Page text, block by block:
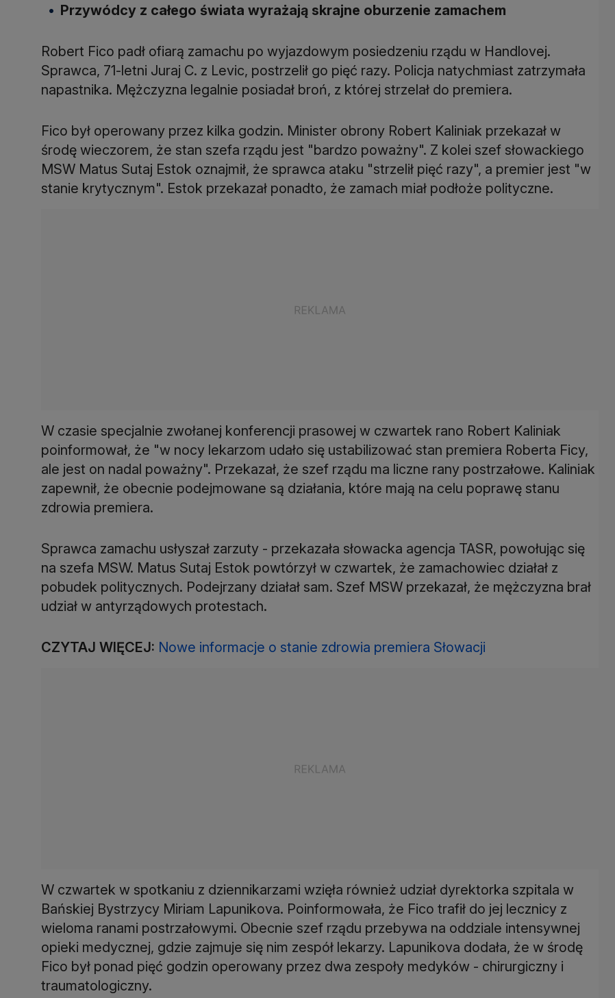
Przywódcy z całego świata wyrażają skrajne oburzenie zamachem
Robert Fico padł ofiarą zamachu po wyjazdowym posiedzeniu rządu w Handlovej.
Sprawca, 71-letni Juraj C. z Levic, postrzelił go pięć razy. Policja natychmiast zatrzymała
napastnika. Mężczyzna legalnie posiadał broń, z której strzelał do premiera.
Fico był operowany przez kilka godzin. Minister obrony Robert Kaliniak przekazał w
środę wieczorem, że stan szefa rządu jest "bardzo poważny". Z kolei szef słowackiego
MSW Matus Sutaj Estok oznajmił, że sprawca ataku "strzelił pięć razy", a premier jest "w
stanie krytycznym". Estok przekazał ponadto, że zamach miał podłoże polityczne.
W czasie specjalnie zwołanej konferencji prasowej w czwartek rano Robert Kaliniak
poinformował, że "w nocy lekarzom udało się ustabilizować stan premiera Roberta Ficy,
ale jest on nadal poważny". Przekazał, że szef rządu ma liczne rany postrzałowe. Kaliniak
zapewnił, że obecnie podejmowane są działania, które mają na celu poprawę stanu
zdrowia premiera.
Sprawca zamachu usłyszał zarzuty - przekazała słowacka agencja TASR, powołując się
na szefa MSW. Matus Sutaj Estok powtórzył w czwartek, że zamachowiec działał z
pobudek politycznych. Podejrzany działał sam. Szef MSW przekazał, że mężczyzna brał
udział w antyrządowych protestach.
CZYTAJ WIĘCEJ: Nowe informacje o stanie zdrowia premiera Słowacji
W czwartek w spotkaniu z dziennikarzami wzięła również udział dyrektorka szpitala w
Bańskiej Bystrzycy Miriam Lapunikova. Poinformowała, że Fico trafił do jej lecznicy z
wieloma ranami postrzałowymi. Obecnie szef rządu przebywa na oddziale intensywnej
opieki medycznej, gdzie zajmuje się nim zespół lekarzy. Lapunikova dodała, że w środę
Fico był ponad pięć godzin operowany przez dwa zespoły medyków - chirurgiczny i
traumatologiczny.